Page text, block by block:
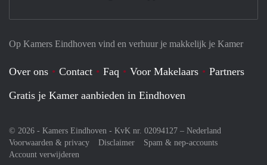
Op Kamers Eindhoven vind en verhuur je makkelijk je Kamer
Over ons Contact Faq Voor Makelaars
Partners
Gratis je Kamer aanbieden in Eindhoven
© 2026 - Kamers Eindhoven - KvK nr. 02094127 – Nederland
Voorwaarden & privacy
Disclaimer
Spam & nep-accounts
Account verwijderen